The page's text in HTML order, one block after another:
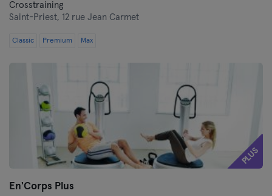
Crosstraining
Saint-Priest, 12 rue Jean Carmet
Classic Premium Max
PLUS
En'Corps Plus